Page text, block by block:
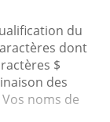
du
dont
$
des
noms de